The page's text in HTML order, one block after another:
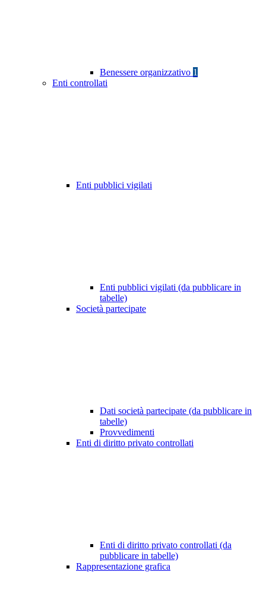
Benessere organizzativo 1
Enti controllati
Enti pubblici vigilati
Enti pubblici vigilati (da pubblicare in
tabelle)
Società partecipate
Dati società partecipate (da pubblicare in
tabelle)
Provvedimenti
Enti di diritto privato controllati
Enti di diritto privato controllati (da
pubblicare in tabelle)
Rappresentazione grafica